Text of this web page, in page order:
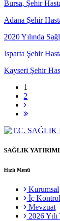
Bursa, Şehir
Adana Şehir
2020 Yılında
Isparta Şehir
Kayseri Şehir
1
2
SAĞLIK
Hızlı Menü
Kurumsal
İç Kontrol
Mevzuat
2026 Yılı